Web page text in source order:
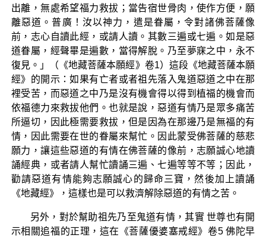
出離，無處希望福力救拔；當告宿世骨肉，使作方便，願
離惡道。普廣！汝以神力，遣是眷屬，令對諸佛菩薩像
前，志心自讀此經，或請人讀。其數三遍或七遍。如是惡
道眷屬，經聲畢是遍數，當得解脫。乃至夢寐之中，永不
復見。」（《地藏菩薩本願經》卷1）這段《地藏菩薩本願
經》的開示：如果有亡者或者祖先落入鬼道惡道之中在那
裡受苦，而惡道之中乃是沒有機會得以得到植福的機會而
依福德力來救拔他們。也就是說，惡道有情乃是眾多痛苦
所逼切，因此極需要救拔，但是因為在那邊乃是無福的有
情，因此需要在世的眷屬來幫忙。因此蒙受佛菩薩的慈悲
願力，讓這些惡道的有情在佛菩薩的像前，志願誠心地讀
誦經典，或者請人幫忙讀誦三遍、七遍等等不等；因此，
勸請惡道有情能夠志願誠心的歸命三寶，然後加上讀誦
《地藏經》，這樣也是可以救濟解除惡道的有情之苦。
另外，對於幫助祖先乃至鬼道有情，其實 世尊也有開
示相關追福的正理，這在《菩薩優婆塞戒經》卷5 佛陀早